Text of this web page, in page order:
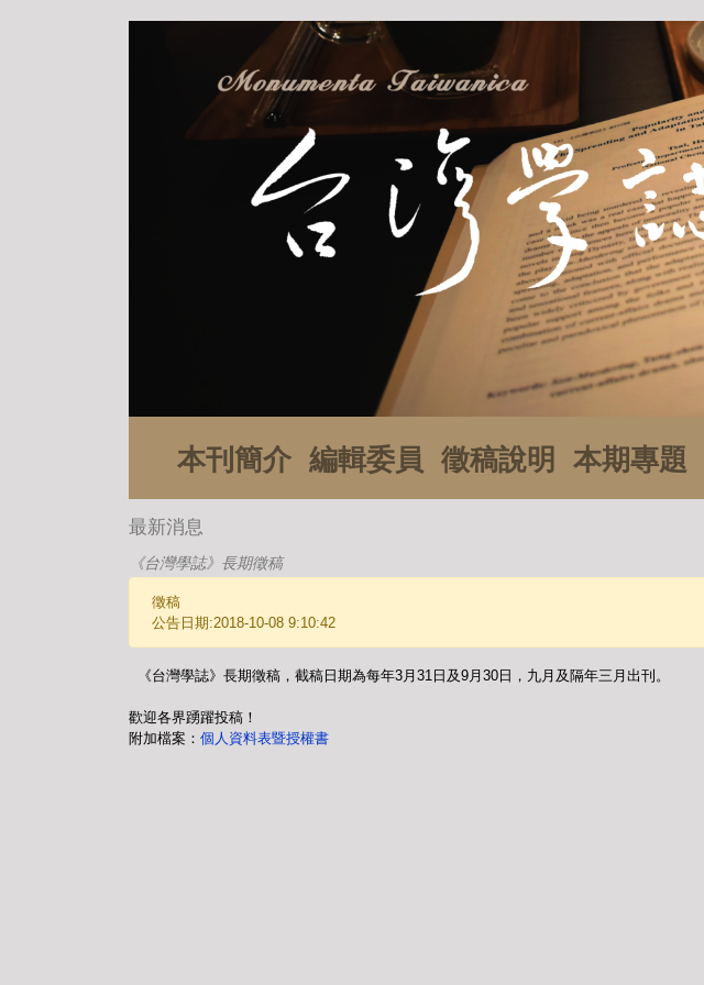
本刊簡介 編輯委員 徵稿說明 本期專題
最新消息
《台灣學誌》長期徵稿
徵稿
公告日期:2018-10-08 9:10:42
《台灣學誌》長期徵稿，截稿日期為每年3月31日及9月30日，九月及隔年三月出刊。
歡迎各界踴躍投稿！
附加檔案： 個人資料表暨授權書